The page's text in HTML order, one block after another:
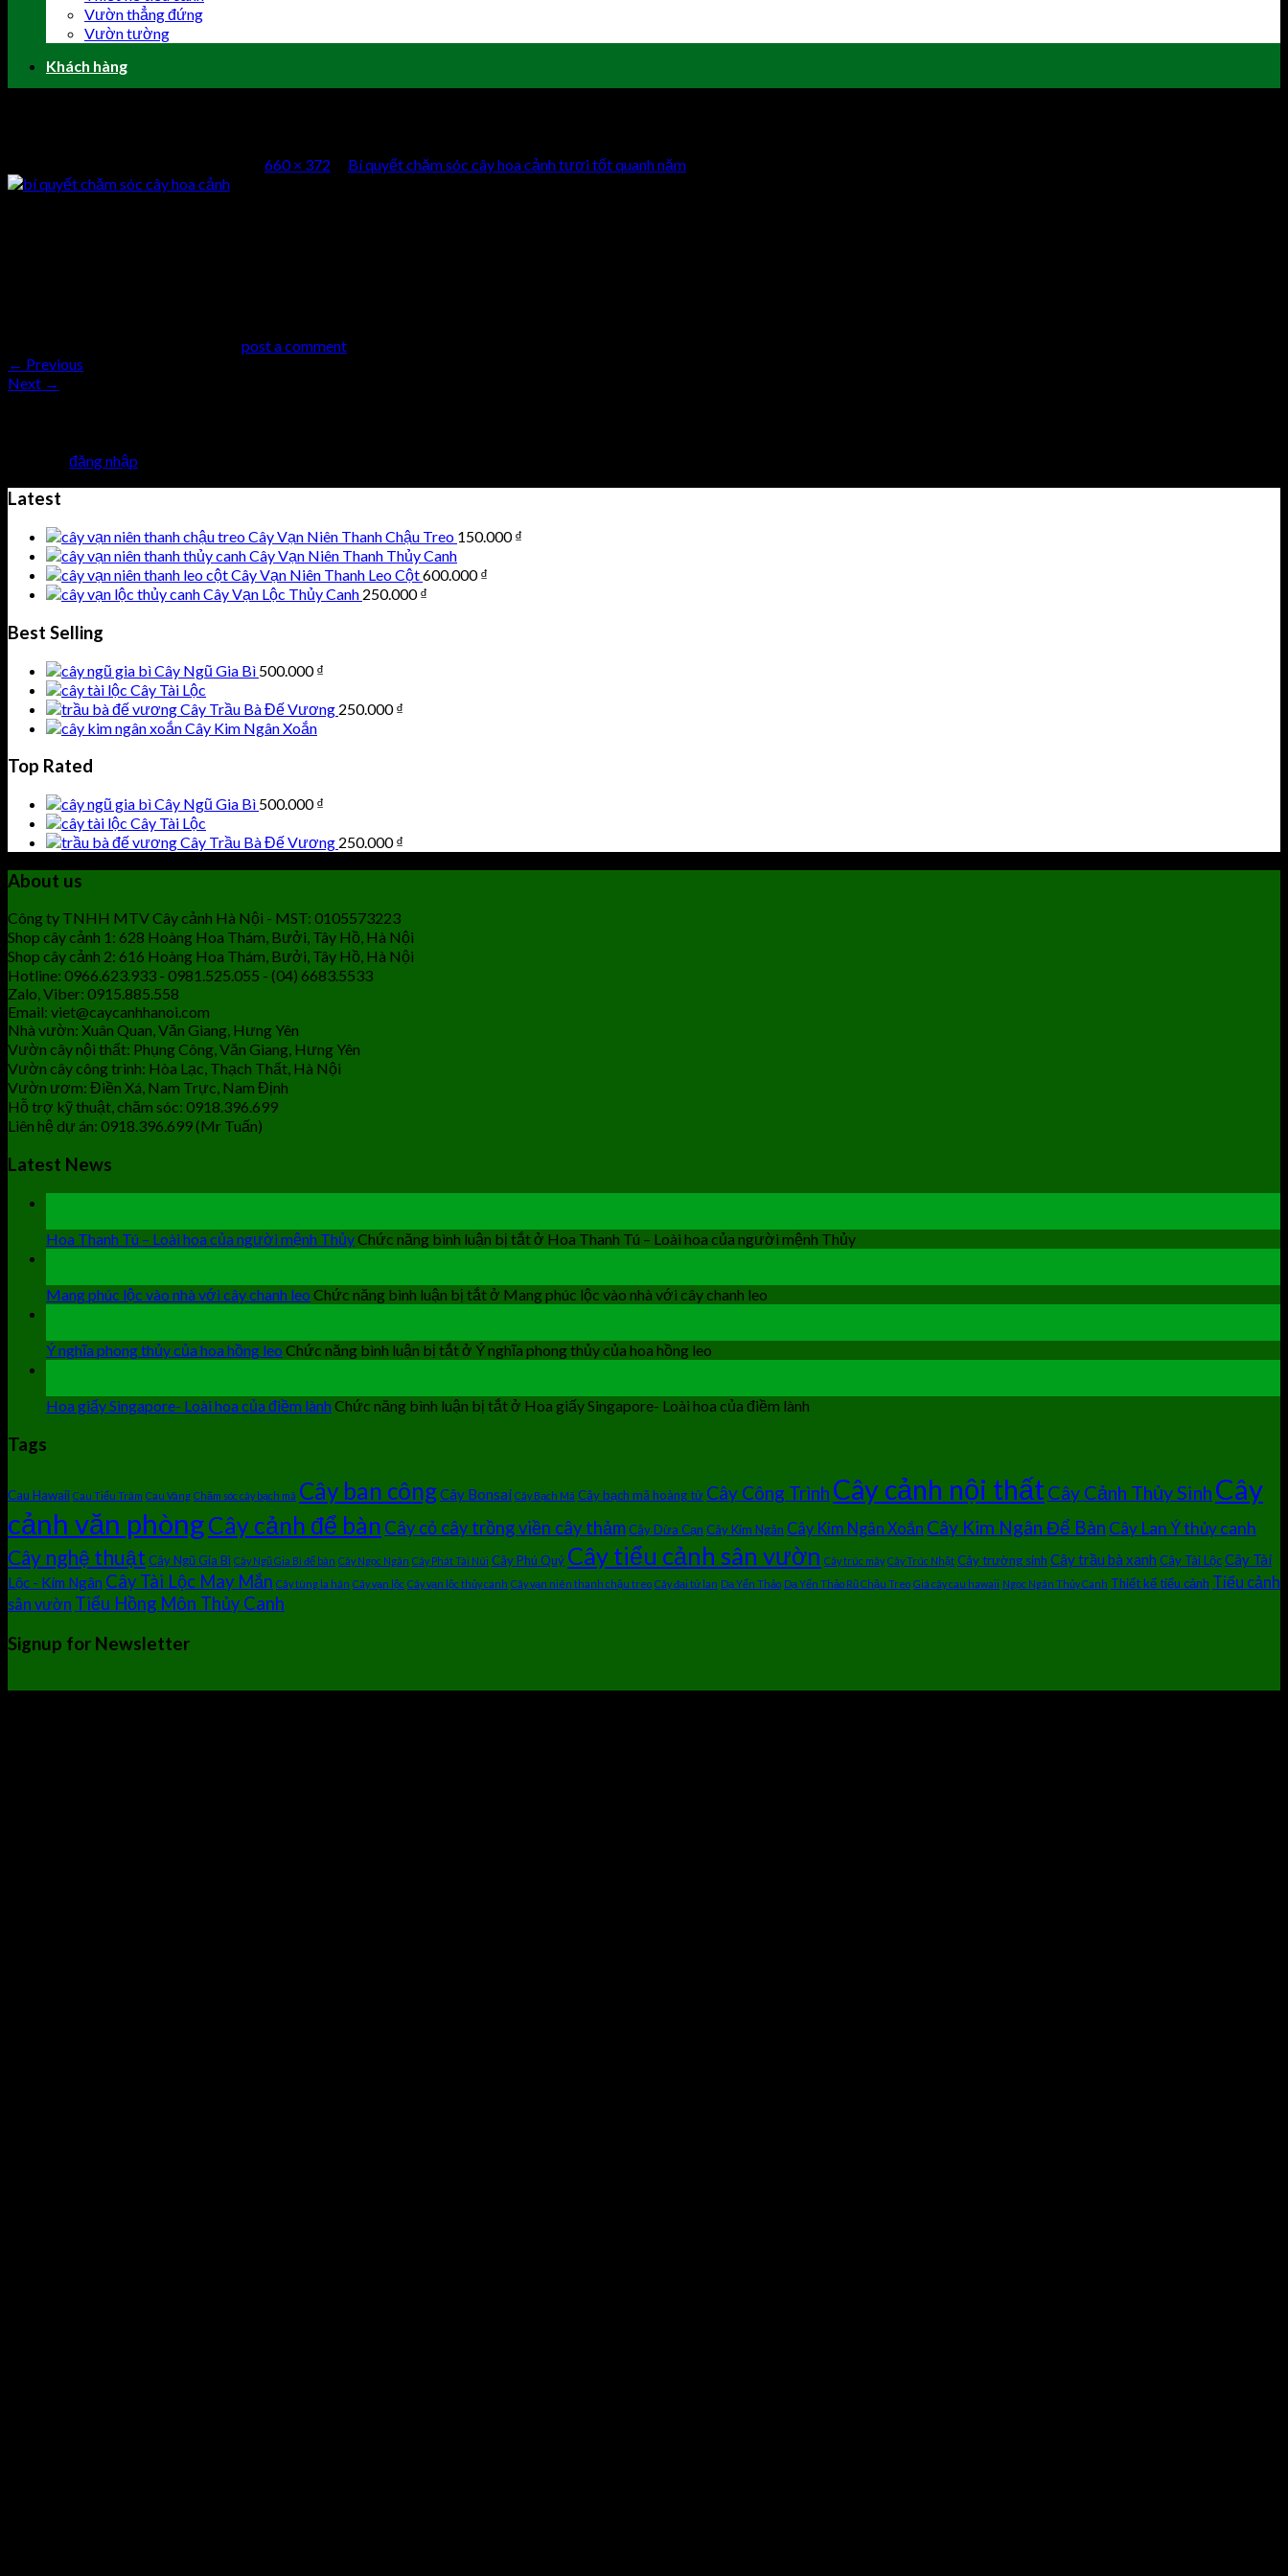
Vườn thẳng đứng
Vườn tường
Khách hàng
660 × 372 Bí quyết chăm sóc cây hoa cảnh tươi tốt quanh năm
post a comment
← Previous
Next →
đăng nhập
Latest
Cây Vạn Niên Thanh Chậu Treo 150.000₫
Cây Vạn Niên Thanh Thủy Canh
Cây Vạn Niên Thanh Leo Cột600.000₫
Cây Vạn Lộc Thủy Canh 250.000₫
Best Selling
Cây Ngũ Gia Bì 500.000₫
Cây Tài Lộc
Cây Trầu Bà Đế Vương 250.000₫
Cây Kim Ngân Xoắn
Top Rated
Cây Ngũ Gia Bì 500.000₫
Cây Tài Lộc
Cây Trầu Bà Đế Vương 250.000₫
About us
Công ty TNHH MTV Cây cảnh Hà Nội - MST: 0105573223
Shop cây cảnh 1: 628 Hoàng Hoa Thám, Bưởi, Tây Hồ, Hà Nội
Shop cây cảnh 2: 616 Hoàng Hoa Thám, Bưởi, Tây Hồ, Hà Nội
Hotline: 0966.623.933 - 0981.525.055 - (04) 6683.5533
Zalo, Viber: 0915.885.558
Email: viet@caycanhhanoi.com
Nhà vườn: Xuân Quan, Văn Giang, Hưng Yên
Vườn cây nội thất: Phụng Công, Văn Giang, Hưng Yên
Vườn cây công trình: Hòa Lạc, Thạch Thất, Hà Nội
Vườn ươm: Điền Xá, Nam Trực, Nam Định
Hỗ trợ kỹ thuật, chăm sóc: 0918.396.699
Liên hệ dự án: 0918.396.699 (Mr Tuấn)
Latest News
Hoa Thanh Tú – Loài hoa của người mệnh ThủyChức năng bình luận bị tắtở Hoa Thanh Tú – Loài hoa của người mệnh Thủy
Mang phúc lộc vào nhà với cây chanh leoChức năng bình luận bị tắtở Mang phúc lộc vào nhà với cây chanh leo
Ý nghĩa phong thủy của hoa hồng leoChức năng bình luận bị tắtở Ý nghĩa phong thủy của hoa hồng leo
Hoa giấy Singapore- Loài hoa của điềm lànhChức năng bình luận bị tắtở Hoa giấy Singapore- Loài hoa của điềm lành
Tags
Cau Hawaii Cau Tiểu Trâm Cau Vàng Chăm sóc cây bạch mã Cây ban côngCây Bonsai Cây Bạch Mã Cây bạch mã hoàng tử Cây Công Trình Cây cảnh nội thấtCây Cảnh Thủy Sinh Cây
cảnh văn phòngCây cảnh để bàn Cây cỏ cây trồng viền cây thảmCây Dừa Cạn Cây Kim Ngân Cây Kim Ngân Xoắn Cây Kim Ngân Để Bàn Cây Lan Ý thủy canh
Cây nghệ thuật Cây Ngũ Gia Bì Cây Ngũ Gia Bì để bàn Cây Ngọc Ngân Cây Phát Tài Núi Cây Phú Quý Cây tiểu cảnh sân vườn Cây trúc mây Cây Trúc Nhật Cây trường sinh Cây trầu bà xanh Cây Tài LộcCây Tài
Lộc - Kim Ngân Cây Tài Lộc May Mắn Cây tùng la hán Cây vạn lộc Cây vạn lộc thủy canh Cây vạn niên thanh chậu treo Cây đại tứ lan Dạ Yến Thảo Dạ Yến Thảo Rũ Chậu Treo Giá cây cau hawaii Ngọc Ngân Thủy Canh Thiết kế tiểu cảnh Tiểu cảnh
sân vườn Tiểu Hồng Môn Thủy Canh
Signup for Newsletter